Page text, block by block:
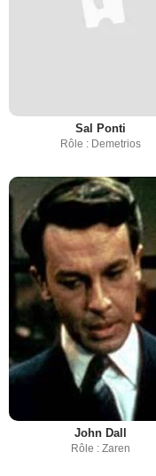
Sal Ponti
Rôle : Demetrios
John Dall
Rôle : Zaren